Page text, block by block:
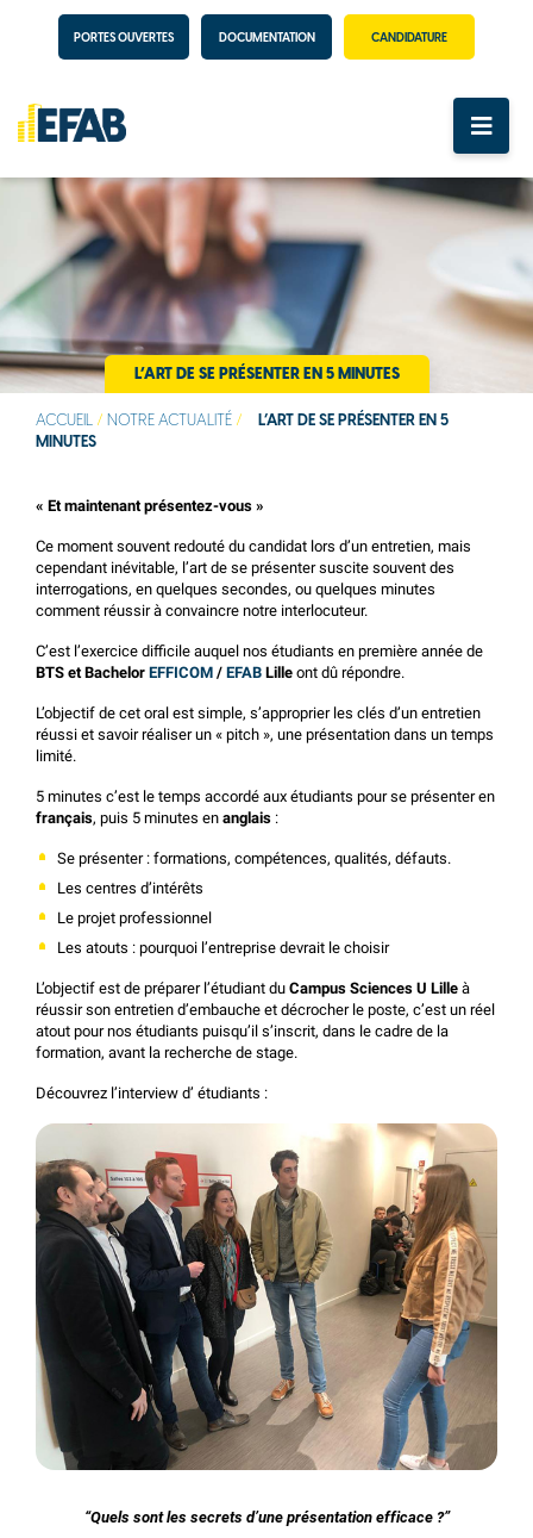
PORTES OUVERTES DOCUMENTATION CANDIDATURE
L’ART DE SE PRÉSENTER EN 5 MINUTES
ACCUEIL / NOTRE ACTUALITÉ /
L’ART DE SE PRÉSENTER EN 5
MINUTES
« Et maintenant présentez-vous »
Ce moment souvent redouté du candidat lors d’un entretien, mais
cependant inévitable, l’art de se présenter suscite souvent des
interrogations, en quelques secondes, ou quelques minutes
comment réussir à convaincre notre interlocuteur.
C’est l’exercice difficile auquel nos étudiants en première année de
BTS et Bachelor EFFICOM / EFAB Lille ont dû répondre.
L’objectif de cet oral est simple, s’approprier les clés d’un entretien
réussi et savoir réaliser un « pitch », une présentation dans un temps
limité.
5 minutes c’est le temps accordé aux étudiants pour se présenter en
français, puis 5 minutes en anglais :
Se présenter : formations, compétences, qualités, défauts.
Les centres d’intérêts
Le projet professionnel
Les atouts : pourquoi l’entreprise devrait le choisir
L’objectif est de préparer l’étudiant du Campus Sciences U Lille à
réussir son entretien d’embauche et décrocher le poste, c’est un réel
atout pour nos étudiants puisqu’il s’inscrit, dans le cadre de la
formation, avant la recherche de stage.
Découvrez l’interview d’ étudiants :
“Quels sont les secrets d’une présentation efficace ?”